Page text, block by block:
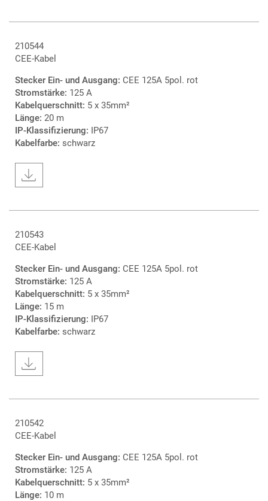
210544
CEE-Kabel
Stecker Ein- und Ausgang: CEE 125A 5pol. rot
Stromstärke: 125 A
Kabelquerschnitt: 5 x 35mm²
Länge: 20 m
IP-Klassifizierung: IP67
Kabelfarbe: schwarz
210543
CEE-Kabel
Stecker Ein- und Ausgang: CEE 125A 5pol. rot
Stromstärke: 125 A
Kabelquerschnitt: 5 x 35mm²
Länge: 15 m
IP-Klassifizierung: IP67
Kabelfarbe: schwarz
210542
CEE-Kabel
Stecker Ein- und Ausgang: CEE 125A 5pol. rot
Stromstärke: 125 A
Kabelquerschnitt: 5 x 35mm²
Länge: 10 m